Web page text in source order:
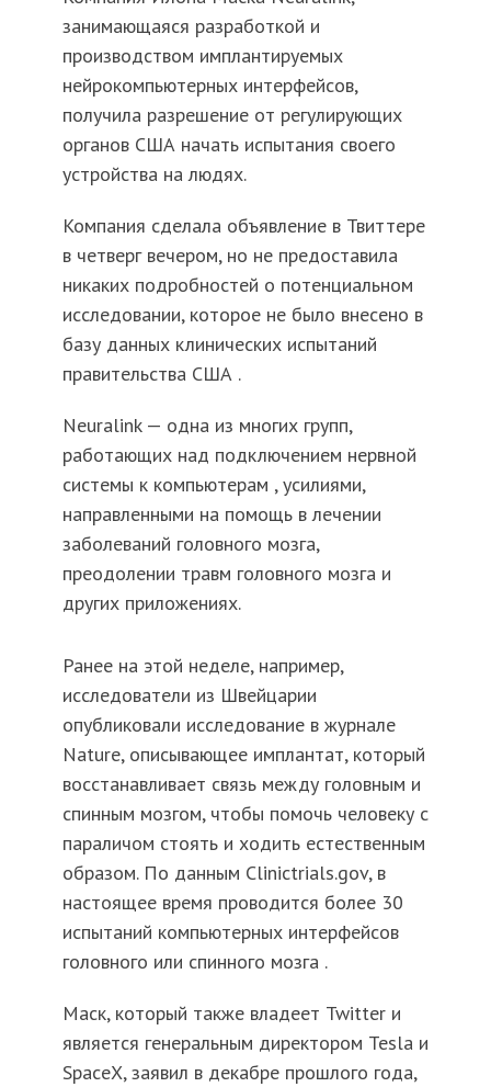
занимающаяся разработкой и
производством имплантируемых
нейрокомпьютерных интерфейсов,
получила разрешение от регулирующих
органов США начать испытания своего
устройства на людях.
Компания сделала объявление в Твиттере
в четверг вечером, но не предоставила
никаких подробностей о потенциальном
исследовании, которое не было внесено в
базу данных клинических испытаний
правительства США .
Neuralink — одна из многих групп,
работающих над подключением нервной
системы к компьютерам , усилиями,
направленными на помощь в лечении
заболеваний головного мозга,
преодолении травм головного мозга и
других приложениях.
Ранее на этой неделе, например,
исследователи из Швейцарии
опубликовали исследование в журнале
Nature, описывающее имплантат, который
восстанавливает связь между головным и
спинным мозгом, чтобы помочь человеку с
параличом стоять и ходить естественным
образом. По данным Clinictrials.gov, в
настоящее время проводится более 30
испытаний компьютерных интерфейсов
головного или спинного мозга .
Маск, который также владеет Twitter и
является генеральным директором Tesla и
SpaceX, заявил в декабре прошлого года,